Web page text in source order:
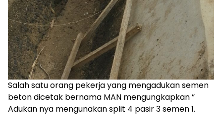
‎Salah satu orang pekerja yang mengadukan semen
beton dicetak bernama MAN mengungkapkan ”
Adukan nya mengunakan split 4 pasir 3 semen 1.